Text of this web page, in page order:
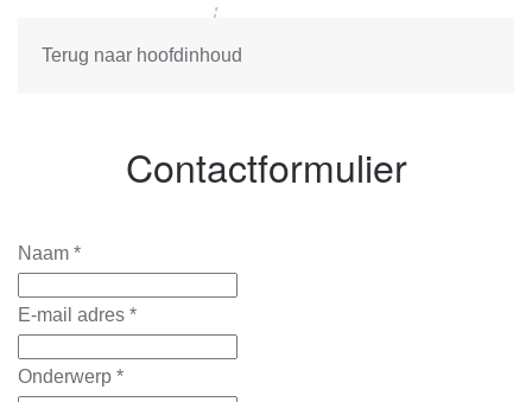
Terug naar hoofdinhoud
Contactformulier
Naam *
E-mail adres *
Onderwerp *